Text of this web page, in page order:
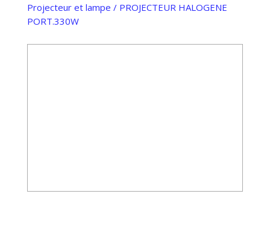
Projecteur et lampe / PROJECTEUR HALOGENE
PORT.330W